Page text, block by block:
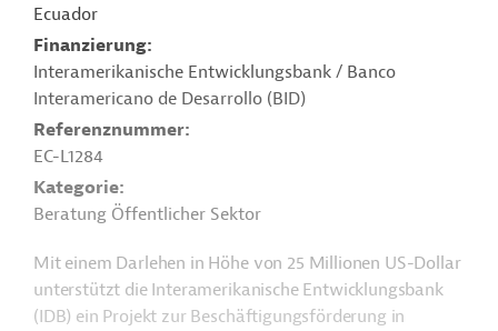
Ecuador
Finanzierung
Interamerikanische Entwicklungsbank / Banco
Interamericano de Desarrollo (BID)
Referenznummer
EC-L1284
Kategorie
Beratung Öffentlicher Sektor
Mit einem Darlehen in Höhe von 25 Millionen US-Dollar
unterstützt die Interamerikanische Entwicklungsbank
(IDB) ein Projekt zur Beschäftigungsförderung in